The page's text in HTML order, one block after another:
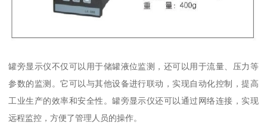
罐旁显示仪不仅可以用于储罐液位监测，还可以用于流量、压力等
参数的监测。它可以与其他设备进行联动，实现自动化控制，提高
工业生产的效率和安全性。罐旁显示仪还可以通过网络连接，实现
远程监控，方便了管理人员的操作。